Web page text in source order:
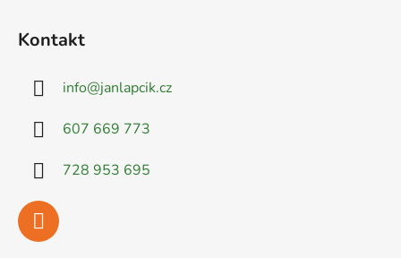
Kontakt
info@janlapcik.cz
607 669 773
728 953 695